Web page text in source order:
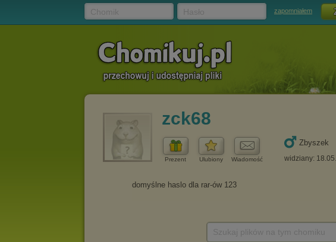
zapomniałem
zck68
Prezent Ulubiony Wiadomość
Zbyszek
widziany: